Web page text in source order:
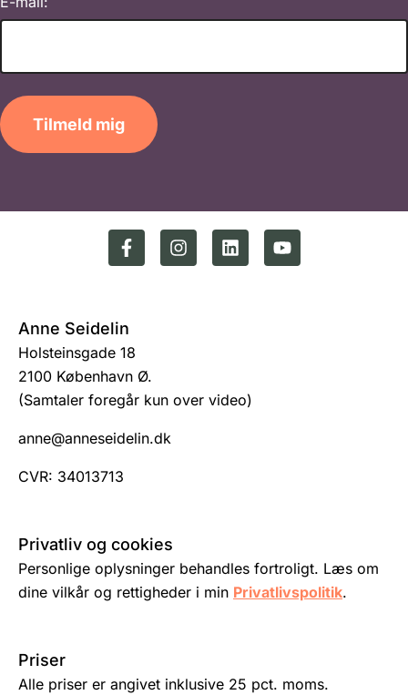
Tilmeld mig
Anne Seidelin
Holsteinsgade 18
2100 København Ø.
(Samtaler foregår kun over video)
anne@anneseidelin.dk
CVR: 34013713
Privatliv og cookies
Personlige oplysninger behandles fortroligt. Læs om
dine vilkår og rettigheder i min Privatlivspolitik.
Priser
Alle priser er angivet inklusive 25 pct. moms.